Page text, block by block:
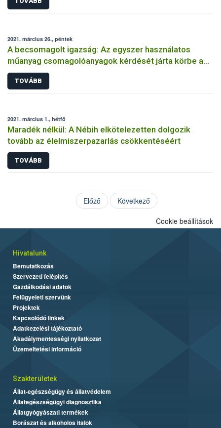
2021. március 26., péntek
A becsomagolt igazság: Az egyszer használatos
műanyag csomagolóanyagok kérdését járta körbe a
VI. Nébih Kerekasztal
TOVÁBB
2021. március 1., hétfő
Maradék nélkül: A Nébih elkötelezetten dolgozik
tovább az élelmiszerpazarlás csökkentéséért
TOVÁBB
Előző Következő
Cookie beállítások
Hivatalunk
Bemutatkozás
Szervezeti felépítés
Gazdálkodási adatok
Felügyeleti szervünk
Projektek
Kapcsolódó linkek
Adatkezelési tájékoztató
Akadálymentességi nyilatkozat
Üzemeltetési információ
Szakterületek
Állat-egészségügy és állatvédelem
Állategészségügyi diagnosztika
Állatgyógyászati termékek
Borászat és alkoholos italok